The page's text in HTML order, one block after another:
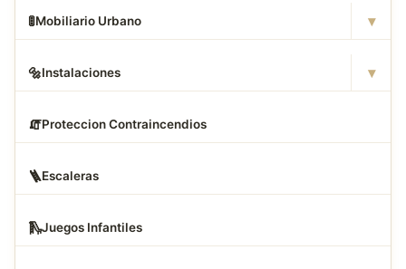
🚦Mobiliario Urbano ▾
🔩Instalaciones ▾
🧯Proteccion Contraincendios
🪜Escaleras
🛝Juegos Infantiles